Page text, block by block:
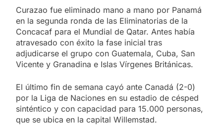
Curazao fue eliminado mano a mano por Panamá
en la segunda ronda de las Eliminatorias de la
Concacaf para el Mundial de Qatar. Antes había
atravesado con éxito la fase inicial tras
adjudicarse el grupo con Guatemala, Cuba, San
Vicente y Granadina e Islas Vírgenes Británicas.
El último fin de semana cayó ante Canadá (2-0)
por la Liga de Naciones en su estadio de césped
sinténtico y con capacidad para 15.000 personas,
que se ubica en la capital Willemstad.